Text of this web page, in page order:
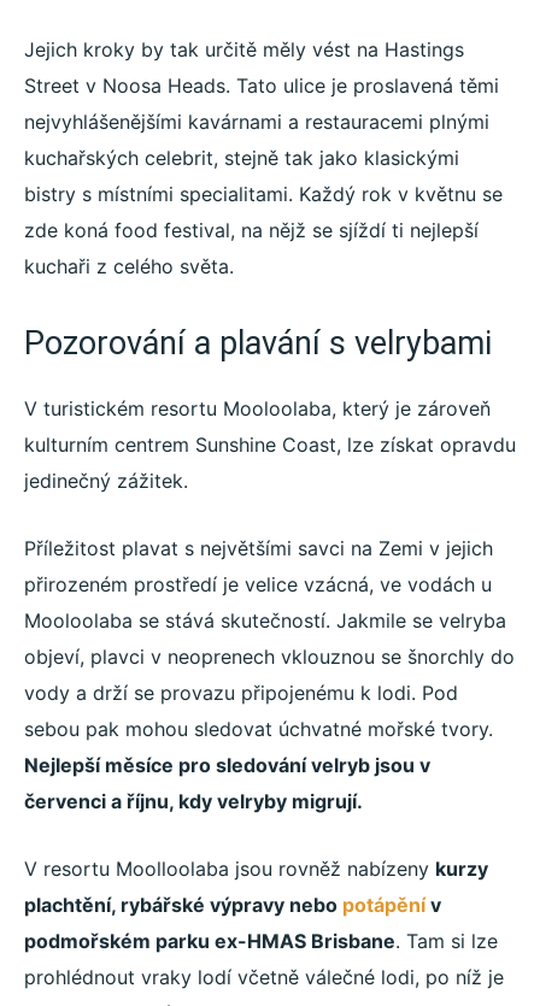
Jejich kroky by tak určitě měly vést na Hastings
Street v Noosa Heads. Tato ulice je proslavená těmi
nejvyhlášenějšími kavárnami a restauracemi plnými
kuchařských celebrit, stejně tak jako klasickými
bistry s místními specialitami. Každý rok v květnu se
zde koná food festival, na nějž se sjíždí ti nejlepší
kuchaři z celého světa.
Pozorování a plavání s velrybami
V turistickém resortu Mooloolaba, který je zároveň
kulturním centrem Sunshine Coast, lze získat opravdu
jedinečný zážitek.
Příležitost plavat s největšími savci na Zemi v jejich
přirozeném prostředí je velice vzácná, ve vodách u
Mooloolaba se stává skutečností. Jakmile se velryba
objeví, plavci v neoprenech vklouznou se šnorchly do
vody a drží se provazu připojenému k lodi. Pod
sebou pak mohou sledovat úchvatné mořské tvory.
Nejlepší měsíce pro sledování velryb jsou v
červenci a říjnu, kdy velryby migrují.
V resortu Moolloolaba jsou rovněž nabízeny kurzy
plachtění, rybářské výpravy nebo potápěnív
podmořském parku ex-HMAS Brisbane. Tam si lze
prohlédnout vraky lodí včetně válečné lodi, po níž je